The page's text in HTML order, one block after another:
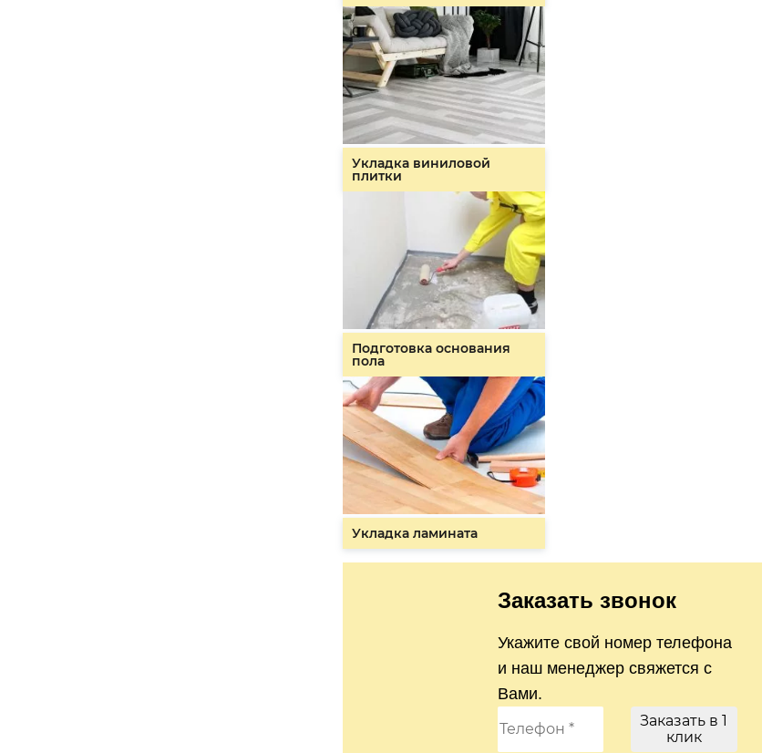
Укладка виниловой
плитки
Подготовка основания
пола
Укладка ламината
Заказать звонок
Укажите свой номер телефона
и наш менеджер свяжется с
Вами.
Заказать в 1
клик